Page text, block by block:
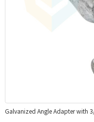
Galvanized Angle Adapter with